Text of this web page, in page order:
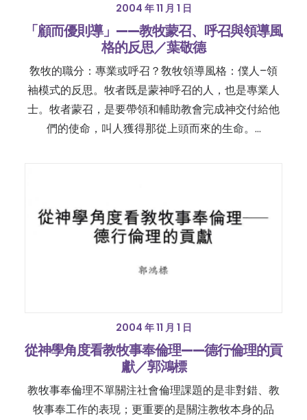
2004 年 11 月 1 日
「顧而優則導」——教牧蒙召、呼召與領導風
格的反思／葉敬德
敎牧的職分：專業或呼召？敎牧領導風格：僕人–領
袖模式的反思。牧者既是蒙神呼召的人，也是專業人
士。牧者蒙召，是要帶領和輔助教會完成神交付給他
們的使命，叫人獲得那從上頭而來的生命。…
2004 年 11 月 1 日
從神學角度看教牧事奉倫理——德行倫理的貢
獻／郭鴻標
教牧事奉倫理不單關注社會倫理課題的是非對錯、教
牧事奉工作的表現；更重要的是關注教牧本身的品